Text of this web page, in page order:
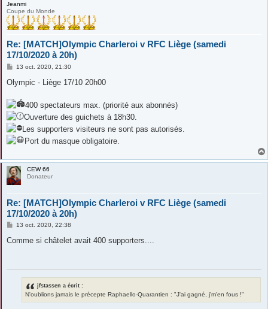
Jeanmi
Coupe du Monde
Re: [MATCH]Olympic Charleroi v RFC Liège (samedi
17/10/2020 à 20h)
M
s
s
g
e
13 oct. 2020, 21:30
Olympic - Liège 17/10 20h00
400 spectateurs max. (priorité aux abonnés)
Ouverture des guichets à 18h30.
Les supporters visiteurs ne sont pas autorisés.
Port du masque obligatoire.
CEW 66
Donateur
Re: [MATCH]Olympic Charleroi v RFC Liège (samedi
17/10/2020 à 20h)
M
s
13 oct. 2020, 22:38
Comme si châtelet avait 400 supporters....
jfstassen a écrit :
N'oublions jamais le précepte Raphaello-Quarantien : "J'ai gagné, j'm'en fous !"